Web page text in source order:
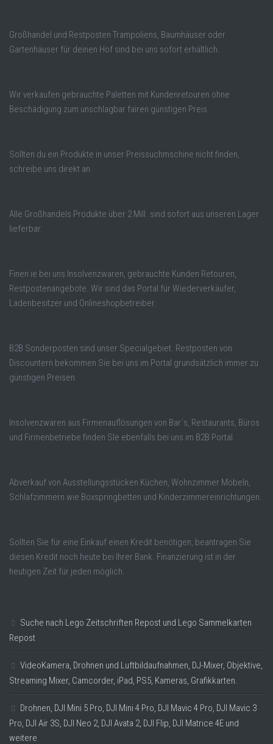
Großhandel und Restposten Trampoliens, Baumhäuser oder
Gartenhäuser für deinen Hof sind bei uns sofort erhältlich.
Wir verkaufen gebrauchte Paletten mit Kundenretouren ohne
Beschädigung zum unschlagbar fairen günstigen Preis.
Sollten du ein Produkte in unser Preissuchmschine nicht finden,
schreibe uns direkt an.
Alle Großhandels Produkte über 2 Mill. sind sofort aus unseren Lager
lieferbar.
Finen ie bei uns Insolvenzwaren, gebrauchte Kunden Retouren,
Restpostenangebote. Wir sind das Portal für Wiederverkäufer,
Ladenbesitzer und Onlineshopbetreiber.
B2B Sonderposten sind unser Specialgebiet. Restposten von
Discountern bekommen Sie bei uns im Portal grundsätzlich immer zu
günstigen Preisen.
Insolvenzwaren aus Firmenauflösungen von Bar´s, Restaurants, Büros
und Firmenbetriebe finden SIe ebenfalls bei uns im B2B Portal.
Abverkauf von Ausstellungsstücken Küchen, Wohnzimmer Möbeln,
Schlafzimmern wie Boxspringbetten und Kinderzimmereinrichtungen.
Sollten Sie für eine Einkauf einen Kredit benötigen, beantragen Sie
diesen Kredit noch heute bei Ihrer Bank. Finanzierung ist in der
heutigen Zeit für jeden möglich.
Suche nach Lego Zeitschriften Repost und Lego Sammelkarten
Repost
VideoKamera, Drohnen und Luftbildaufnahmen, DJ-Mixer, Objektive,
Streaming Mixer, Camcorder, iPad, PS5, Kameras, Grafikkarten.
Drohnen, DJI Mini 5 Pro, DJI Mini 4 Pro, DJI Mavic 4 Pro, DJI Mavic 3
Pro, DJI Air 3S, DJI Neo 2, DJI Avata 2, DJI Flip, DJI Matrice 4E und
weitere